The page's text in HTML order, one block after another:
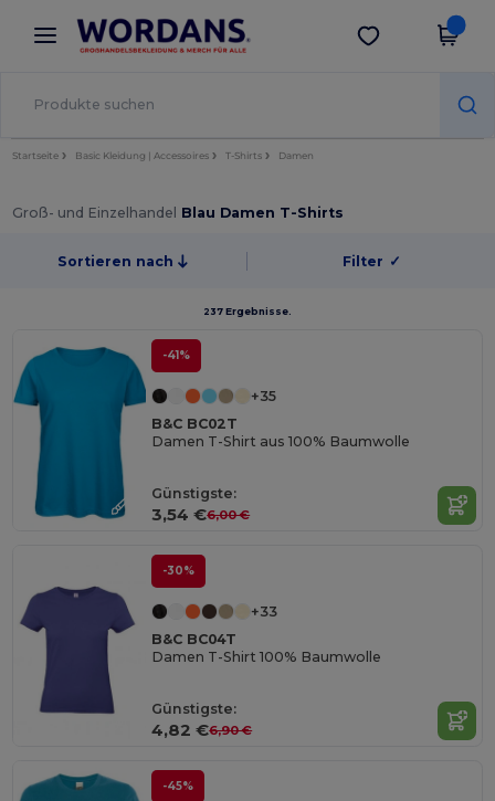
× Wordans App
Bessere Preise in der App!
App holen
Startseite Basic Kleidung | Accessoires T-Shirts Damen
Groß- und Einzelhandel Blau Damen T-Shirts
Sortieren nach Filter ✓
237 Ergebnisse.
-41%
+35
B&C BC02T
Damen T-Shirt aus 100% Baumwolle
Günstigste:
3,54 €6,00 €
-30%
+33
B&C BC04T
Damen T-Shirt 100% Baumwolle
Günstigste:
4,82 €6,90 €
-45%